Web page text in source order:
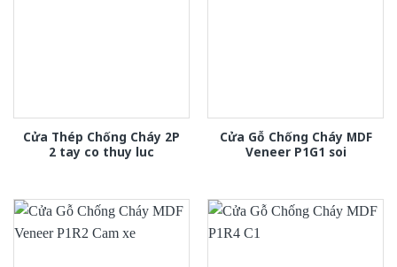
Cửa Thép Chống Cháy 2P
2 tay co thuy luc
Cửa Gỗ Chống Cháy MDF
Veneer P1G1 soi